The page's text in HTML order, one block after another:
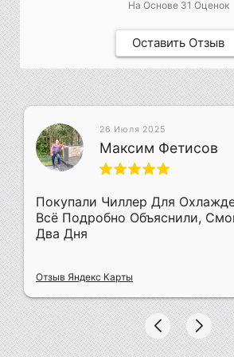
На Основе 31 Оценок
Оставить Отзыв
26 Июля 2025
Максим Фетисов
Покупали Чиллер Для
Всё Подробно Объяснили,
Два Дня
Отзыв Яндекс Карты